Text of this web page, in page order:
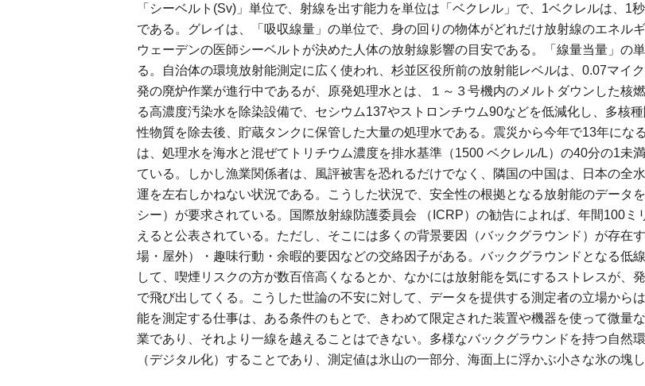
「シーベルト(Sv)」単位で、射線を出す能力を単位は「ベクレル」で、1ベクレルは、1
である。グレイは、「吸収線量」の単位で、身の回りの物体がどれだけ放射線のエネル
ウェーデンの医師シーベルトが決めた人体の放射線影響の目安である。「線量当量」の
る。自治体の環境放射能測定に広く使われ、杉並区役所前の放射能レベルは、0.07マイ
発の廃炉作業が進行中であるが、原発処理水とは、１～３号機内のメルトダウンした核
る高濃度汚染水を除染設備で、セシウム137やストロンチウム90などを低減化し、多核
性物質を除去後、貯蔵タンクに保管した大量の処理水である。震災から今年で13年にな
は、処理水を海水と混ぜてトリチウム濃度を排水基準（1500 ベクレル/L）の40分の1未
ている。しかし漁業関係者は、風評被害を恐れるだけでなく、隣国の中国は、日本の全
運を左右しかねない状況である。こうした状況で、安全性の根拠となる放射能のデータ
シー）が要求されている。国際放射線防護委員会 （ICRP）の勧告によれば、年間100
えると公表されている。ただし、そこには多くの背景要因（バックグラウンド）が存在
場・屋外）・趣味行動・余暇的要因などの交絡因子がある。バックグラウンドとなる低
して、喫煙リスクの方が数百倍高くなるとか、なかには放射能を気にするストレスが、
で飛び出してくる。こうした世論の不安に対して、データを提供する測定者の立場から
能を測定する仕事は、ある条件のもとで、きわめて限定された装置や機器を使って微量
業であり、それより一線を越えることはできない。多様なバックグラウンドを持つ自然
（デジタル化）することであり、測定値は氷山の一部分、海面上に浮かぶ小さな氷の塊